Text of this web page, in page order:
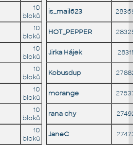
10
bloků
is_mail623
10
bloků
HOT_PEPPER
10
bloků
Jirka Hájek
10
bloků
Kobusdup
10
bloků
morange
10
bloků
rana chy
10
bloků
JaneC